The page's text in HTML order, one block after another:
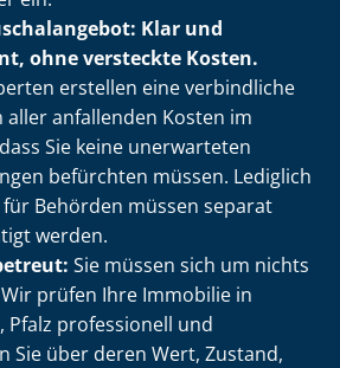
Klar und
ohne versteckte Kosten.
erstellen eine verbindliche
aller anfallenden Kosten im
Sie keine unerwarteten
befürchten müssen. Lediglich
Behörden müssen separat
werden.
Sie müssen sich um nichts
prüfen Ihre Immobilie in
Pfalz professionell und
Sie über deren Wert, Zustand,